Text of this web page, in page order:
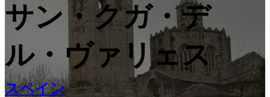
サン・クガ・デ
ル・ヴァリェス
スペイン